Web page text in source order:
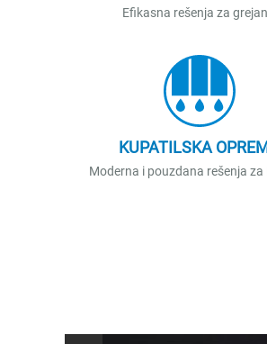
Efikasna rešenja za
KUPATILSKA
Moderna i pouzdana rešenja